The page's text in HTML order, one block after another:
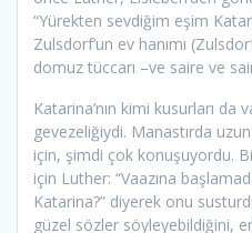
“Yürekten sevdiğim eşim
Zulsdorf’un ev hanımı
domuz tüccarı –ve saire ve
Katarina’nın kimi kusurları da
gevezeliğiydi. Manastırda
için, şimdi çok konuşuyordu.
için Luther: “Vaazına
Katarina?” diyerek onu
güzel sözler söyleyebildiğini,